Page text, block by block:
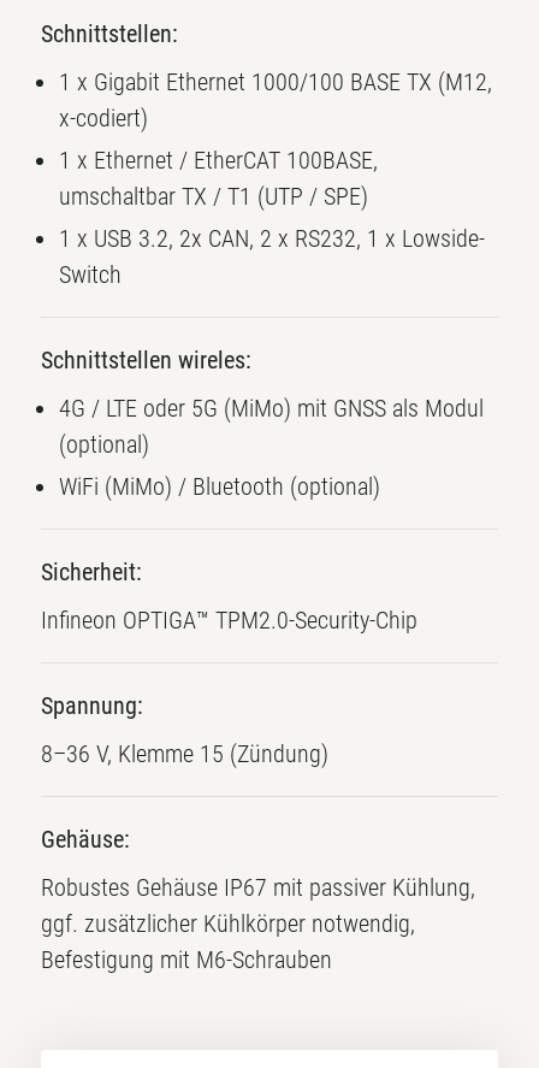
Schnittstellen:
1 x Gigabit Ethernet 1000/100 BASE TX (M12,
x-codiert)
1 x Ethernet / EtherCAT 100BASE,
umschaltbar TX / T1 (UTP / SPE)
1 x USB 3.2, 2x CAN, 2 x RS232, 1 x Lowside-
Switch
Schnittstellen wireles:
4G / LTE oder 5G (MiMo) mit GNSS als Modul
(optional)
WiFi (MiMo) / Bluetooth (optional)
Sicherheit:
Infineon OPTIGA™ TPM2.0-Security-Chip
Spannung:
8–36 V, Klemme 15 (Zündung)
Gehäuse:
Robustes Gehäuse IP67 mit passiver Kühlung,
ggf. zusätzlicher Kühlkörper notwendig,
Befestigung mit M6-Schrauben